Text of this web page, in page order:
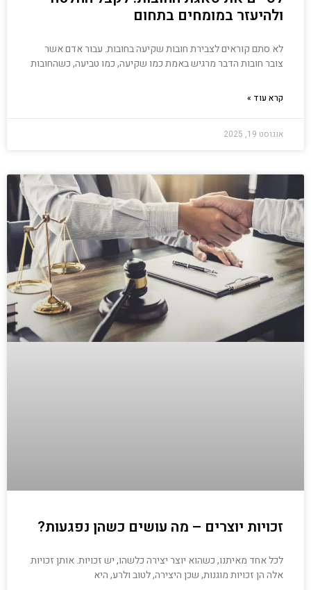
ולהיעזר במומחים בתחום
לא סתם קוראים לצבירת חובות שקיעה בחובות. עבור אדם אשר
צובר חובות הדבר מרגיש באמת כמו שקיעה, כמו טביעה, כשהחובות
קרא עוד »
אוגוסט 19, 2025
זכויות יוצרים – מה עושים כשהן נפגעות?
לכל אחד מאיתנו, כשהוא יוצר יצירה כלשהו, יש זכויות. אותן זכויות
אלה הן זכויות מוגנות, שכן היצירה, לטוב ולרע, היא